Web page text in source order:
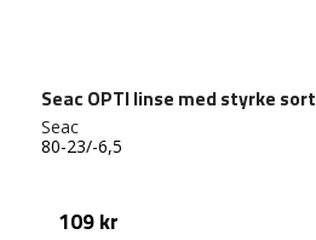
Seac OPTI linse med styrke sort
Seac
80-23/-6,5
109 kr